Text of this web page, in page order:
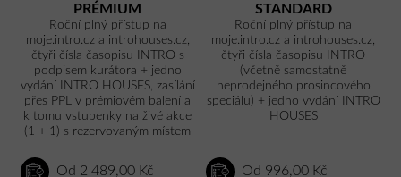
PRÉMIUM
Roční plný přístup na
moje.intro.cz a introhouses.cz,
čtyři čísla časopisu INTRO s
podpisem kurátora + jedno
vydání INTRO HOUSES, zasílání
přes PPL v prémiovém balení a
k tomu vstupenky na živé akce
(1 + 1) s rezervovaným místem
Od 2 489,00 Kč
STANDARD
Roční plný přístup na
moje.intro.cz a introhouses.cz,
čtyři čísla časopisu INTRO
(včetně samostatně
neprodejného prosincového
speciálu) + jedno vydání INTRO
HOUSES
Od 996,00 Kč